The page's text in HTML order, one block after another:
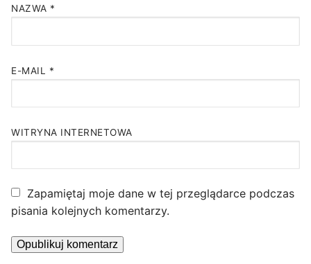
NAZWA *
E-MAIL *
WITRYNA INTERNETOWA
Zapamiętaj moje dane w tej przeglądarce podczas
pisania kolejnych komentarzy.